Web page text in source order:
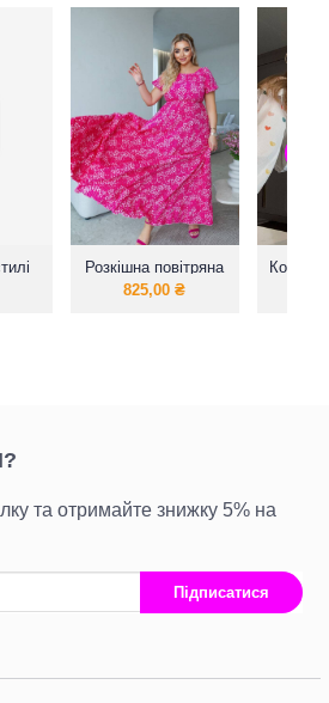
Розкішна повітряна
сукня - максі з
825,00₴
та отримайте знижку 5% на
Підписатися